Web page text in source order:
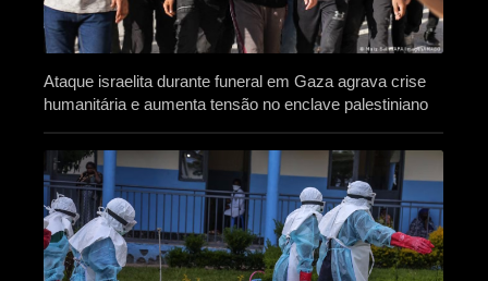
Ataque israelita durante funeral em Gaza agrava crise
humanitária e aumenta tensão no enclave palestiniano